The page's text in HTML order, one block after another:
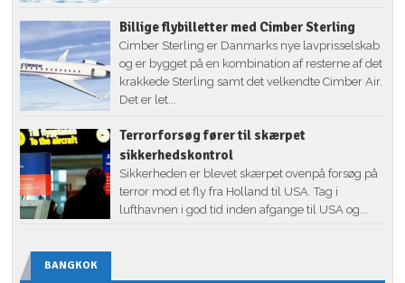
Billige flybilletter med Cimber Sterling
Cimber Sterling er Danmarks nye lavprisselskab
og er bygget på en kombination af resterne af det
krakkede Sterling samt det velkendte Cimber Air.
Det er let...
Terrorforsøg fører til skærpet
sikkerhedskontrol
Sikkerheden er blevet skærpet ovenpå forsøg på
terror mod et fly fra Holland til USA. Tag i
lufthavnen i god tid inden afgange til USA og...
BANGKOK